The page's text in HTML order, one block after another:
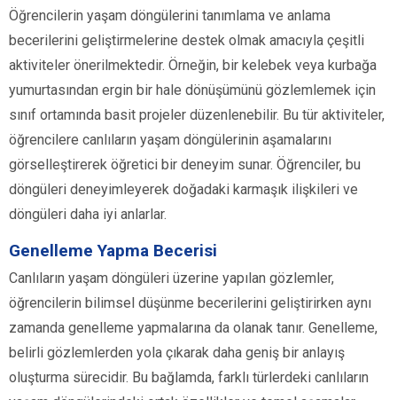
Öğrencilerin yaşam döngülerini tanımlama ve anlama
becerilerini geliştirmelerine destek olmak amacıyla çeşitli
aktiviteler önerilmektedir. Örneğin, bir kelebek veya kurbağa
yumurtasından ergin bir hale dönüşümünü gözlemlemek için
sınıf ortamında basit projeler düzenlenebilir. Bu tür aktiviteler,
öğrencilere canlıların yaşam döngülerinin aşamalarını
görselleştirerek öğretici bir deneyim sunar. Öğrenciler, bu
döngüleri deneyimleyerek doğadaki karmaşık ilişkileri ve
döngüleri daha iyi anlarlar.
Genelleme Yapma Becerisi
Canlıların yaşam döngüleri üzerine yapılan gözlemler,
öğrencilerin bilimsel düşünme becerilerini geliştirirken aynı
zamanda genelleme yapmalarına da olanak tanır. Genelleme,
belirli gözlemlerden yola çıkarak daha geniş bir anlayış
oluşturma sürecidir. Bu bağlamda, farklı türlerdeki canlıların